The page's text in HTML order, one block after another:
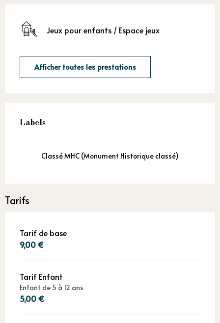
Jeux pour enfants / Espace jeux
Afficher toutes les prestations
Labels
Labels
Classé MHC (Monument Historique classé)
Tarifs
Tarif de base
9,00 €
Tarif Enfant
Enfant de 5 à 12 ans
5,00 €